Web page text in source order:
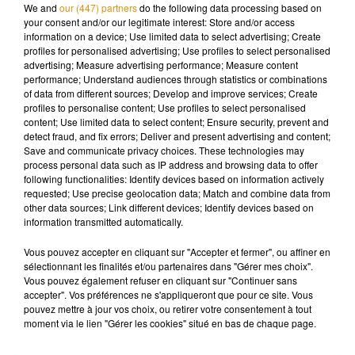
et 45 en Loire-Atlantique.
Musique
6 août 2026
Pomme emprunte le décor de l’émission
« Loups Garous » pour son...
6 août 2026
La version réécrite de « Beautiful Day »
interprétée lors des...
We and our (447) partnersdo the following data processing based on
your consent and/or our legitimate interest: Store and/or access
information on a device; Use limited data to select advertising; Create
profiles for personalised advertising; Use profiles to select personalised
advertising; Measure advertising performance; Measure content
performance; Understand audiences through statistics or combinations
of data from different sources; Develop and improve services; Create
profiles to personalise content; Use profiles to select personalised
content; Use limited data to select content; Ensure security, prevent and
detect fraud, and fix errors; Deliver and present advertising and content;
Save and communicate privacy choices. These technologies may
process personal data such as IP address and browsing data to offer
following functionalities: Identify devices based on information actively
requested; Use precise geolocation data; Match and combine data from
other data sources; Link different devices; Identify devices based on
information transmitted automatically.
Vous pouvez accepter en cliquant sur "Accepter et fermer", ou affiner en
sélectionnant les finalités et/ou partenaires dans "Gérer mes choix".
Vous pouvez également refuser en cliquant sur "Continuer sans
accepter". Vos préférences ne s'appliqueront que pour ce site. Vous
pouvez mettre à jour vos choix, ou retirer votre consentement à tout
moment via le lien "Gérer les cookies" situé en bas de chaque page.